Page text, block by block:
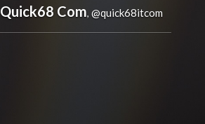
Quick68 Com, @quick68itcom